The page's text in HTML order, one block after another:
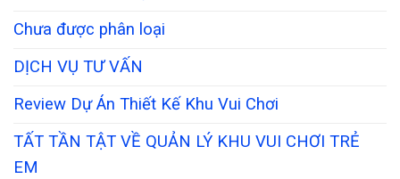
Chưa được phân loại
DỊCH VỤ TƯ VẤN
Review Dự Án Thiết Kế Khu Vui Chơi
TẤT TẦN TẬT VỀ QUẢN LÝ KHU VUI CHƠI TRẺ
EM